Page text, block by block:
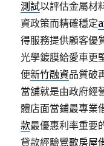
測試以評估金屬材
資政策而精確穩定
得服務提供顧客優
光學鍍膜給愛車更
便新竹融資品質破
當舖就是由政府經
體店面當鋪最專業
款最優惠利率重要
貸款經驗鶯歌房屋